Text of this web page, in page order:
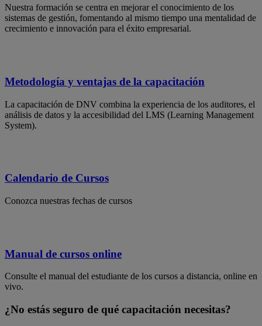
Nuestra formación se centra en mejorar el conocimiento de los
sistemas de gestión, fomentando al mismo tiempo una mentalidad de
crecimiento e innovación para el éxito empresarial.
Metodología y ventajas de la capacitación
La capacitación de DNV combina la experiencia de los auditores, el
análisis de datos y la accesibilidad del LMS (Learning Management
System).
Calendario de Cursos
Conozca nuestras fechas de cursos
Manual de cursos online
Consulte el manual del estudiante de los cursos a distancia, online en
vivo.
¿No estás seguro de qué capacitación necesitas?